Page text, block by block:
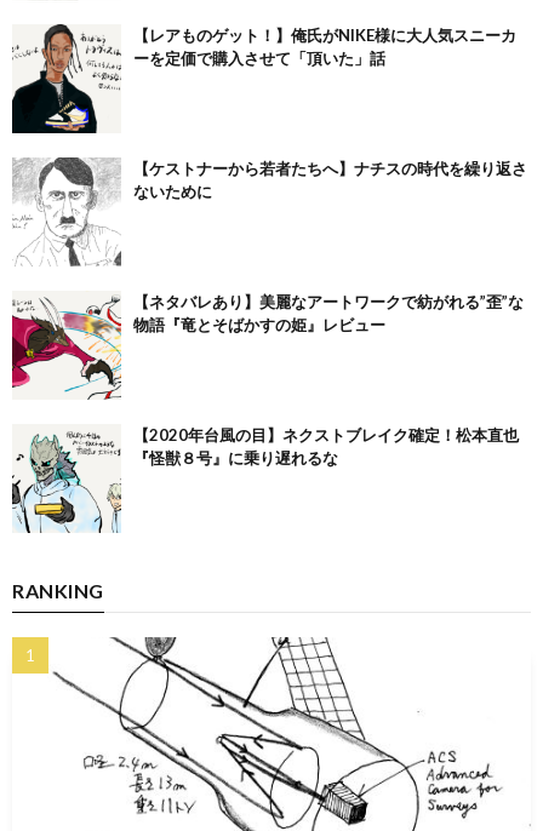
【レアものゲット！】俺氏がNIKE様に大人気スニーカ
ーを定価で購入させて「頂いた」話
【ケストナーから若者たちへ】ナチスの時代を繰り返さ
ないために
【ネタバレあり】美麗なアートワークで紡がれる”歪”な
物語『竜とそばかすの姫』レビュー
【2020年台風の目】ネクストブレイク確定！松本直也
『怪獣８号』に乗り遅れるな
RANKING